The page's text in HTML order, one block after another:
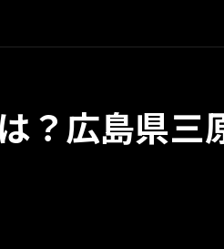
事例
？広島県三